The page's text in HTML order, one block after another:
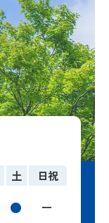
土 日祝
● ー